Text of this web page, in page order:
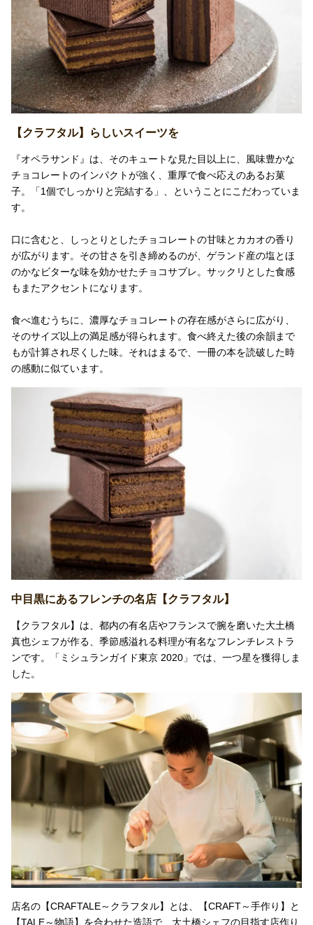
【クラフタル】らしいスイーツを
『オペラサンド』は、そのキュートな見た目以上に、風味豊かな
チョコレートのインパクトが強く、重厚で食べ応えのあるお菓
子。「1個でしっかりと完結する」、ということにこだわっていま
す。
口に含むと、しっとりとしたチョコレートの甘味とカカオの香り
が広がります。その甘さを引き締めるのが、ゲランド産の塩とほ
のかなビターな味を効かせたチョコサブレ。サックリとした食感
もまたアクセントになります。
食べ進むうちに、濃厚なチョコレートの存在感がさらに広がり、
そのサイズ以上の満足感が得られます。食べ終えた後の余韻まで
もが計算され尽くした味。それはまるで、一冊の本を読破した時
の感動に似ています。
中目黒にあるフレンチの名店【クラフタル】
【クラフタル】は、都内の有名店やフランスで腕を磨いた大土橋
真也シェフが作る、季節感溢れる料理が有名なフレンチレストラ
ンです。「ミシュランガイド東京 2020」では、一つ星を獲得しま
した。
店名の【CRAFTALE～クラフタル】とは、【CRAFT～手作り】と
【TALE～物語】を合わせた造語で、大土橋シェフの目指す店作り